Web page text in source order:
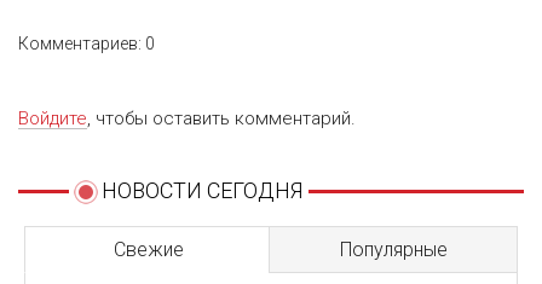
Комментариев: 0
Войдите, чтобы оставить комментарий.
НОВОСТИ СЕГОДНЯ
Свежие Популярные